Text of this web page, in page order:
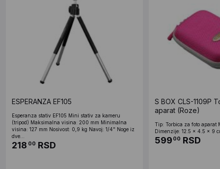
ESPERANZA EF105
Esperanza stativ EF105 Mini stativ za kameru
(tripod) Maksimalna visina: 200 mm Minimalna
visina: 127 mm Nosivost: 0,9 kg Navoj: 1/4" Noge iz
dve...
218 00 RSD
S BOX CLS-1109P
aparat (Roze)
Tip: Torbica za foto aparat
Dimenzije: 12.5 x 4.5 x 9
599 00 RSD